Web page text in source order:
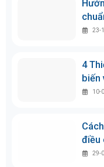
chỉnh độ căng, bề
các vết nứt sâu
xuyên dù đã căn
lớn về năng suất.
Belota có
Trả lời: Có. Belota
đai băng tải tiêu
theo yêu cầu cụ